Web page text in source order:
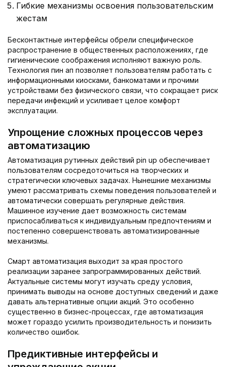
Гибкие механизмы освоения пользовательским
жестам
Бесконтактные интерфейсы обрели специфическое
распространение в общественных расположениях, где
гигиенические соображения исполняют важную роль.
Технология пин ап позволяет пользователям работать с
информационными киосками, банкоматами и прочими
устройствами без физического связи, что сокращает риск
передачи инфекций и усиливает целое комфорт
эксплуатации.
Упрощение сложных процессов через
автоматизацию
Автоматизация рутинных действий pin up обеспечивает
пользователям сосредоточиться на творческих и
стратегически ключевых задачах. Нынешние механизмы
умеют рассматривать схемы поведения пользователей и
автоматически совершать регулярные действия.
Машинное изучение дает возможность системам
приспосабливаться к индивидуальным предпочтениям и
постепенно совершенствовать автоматизированные
механизмы.
Смарт автоматизация выходит за края простого
реализации заранее запрограммированных действий.
Актуальные системы могут изучать среду условия,
принимать выводы на основе доступных сведений и даже
давать альтернативные опции акций. Это особенно
существенно в бизнес-процессах, где автоматизация
может гораздо усилить производительность и понизить
количество ошибок.
Предиктивные интерфейсы и